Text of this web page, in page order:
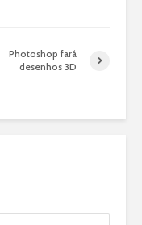
Photoshop fará
desenhos 3D